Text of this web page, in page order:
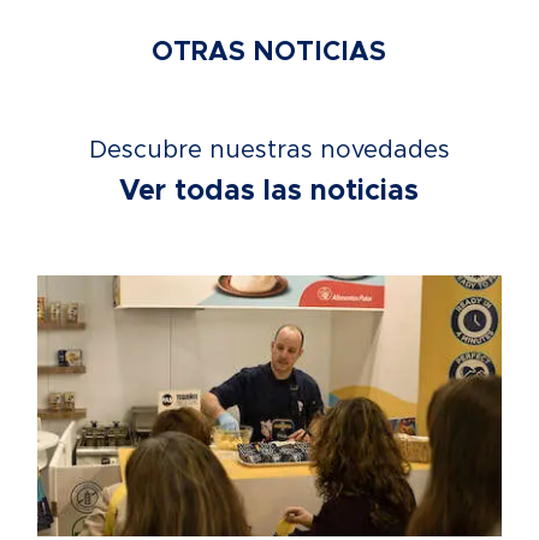
OTRAS NOTICIAS
Descubre nuestras novedades
Ver todas las noticias